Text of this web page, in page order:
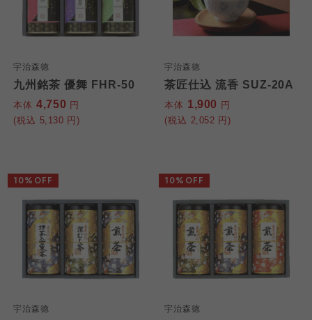
宇治森徳
九州銘茶 優舞 FHR-50
本体 4,750 円
(税込 5,130 円)
宇治森徳
茶匠仕込 流香 SUZ-20A
本体 1,900 円
(税込 2,052 円)
宇治森徳
10%OFF
宇治森徳
10%OFF